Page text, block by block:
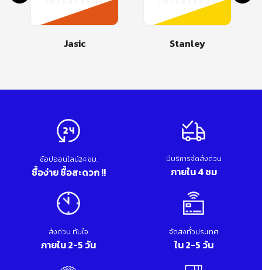
Jasic Stanley
ช้อปออนไลน์24 ชม.
ซื้อง่าย ซื้อสะดวก !!
มีบริการจัดส่งด่วน
ภายใน 4 ชม
ส่งด่วน ทันใจ
ภายใน 2-5 วัน
จัดส่งทั่วประเทศ
ใน 2-5 วัน